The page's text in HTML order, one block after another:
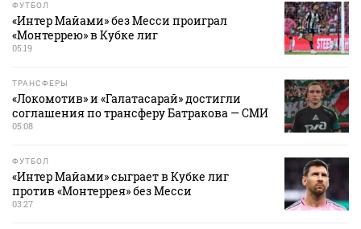
ФУТБОЛ
«Интер Майами» без Месси проиграл
«Монтеррею» в Кубке лиг
05:19
ТРАНСФЕРЫ
«Локомотив» и «Галатасарай» достигли
соглашения по трансферу Батракова — СМИ
05:08
ФУТБОЛ
«Интер Майами» сыграет в Кубке лиг
против «Монтеррея» без Месси
03:27